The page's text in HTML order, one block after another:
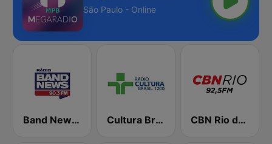
São Paulo - Online
Band News FM - 90.3 RJ Cultura Brasil CBN Rio de Janeiro